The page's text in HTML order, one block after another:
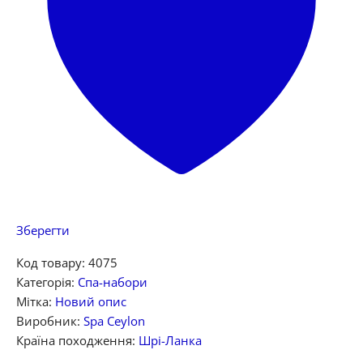
Зберегти
Код товару: 4075
Категорія: Спа-набори
Мітка: Новий опис
Виробник: Spa Ceylon
Країна походження: Шрі-Ланка